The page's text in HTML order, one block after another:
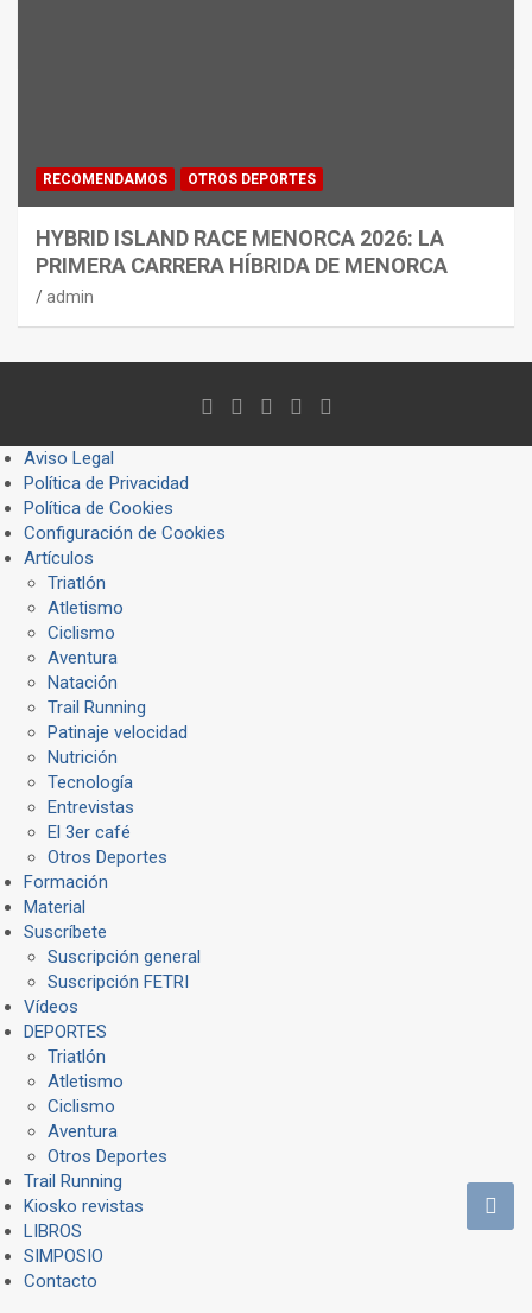
RECOMENDAMOS OTROS DEPORTES
HYBRID ISLAND RACE MENORCA 2026: LA
PRIMERA CARRERA HÍBRIDA DE MENORCA
admin
Aviso Legal
Política de Privacidad
Política de Cookies
Configuración de Cookies
Artículos
Triatlón
Atletismo
Ciclismo
Aventura
Natación
Trail Running
Patinaje velocidad
Nutrición
Tecnología
Entrevistas
El 3er café
Otros Deportes
Formación
Material
Suscríbete
Suscripción general
Suscripción FETRI
Vídeos
DEPORTES
Triatlón
Atletismo
Ciclismo
Aventura
Otros Deportes
Trail Running
Kiosko revistas
LIBROS
SIMPOSIO
Contacto